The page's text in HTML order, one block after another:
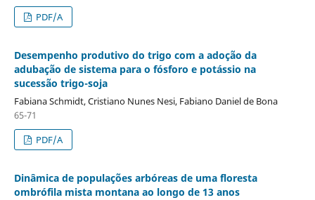
PDF/A
Desempenho produtivo do trigo com a adoção da
adubação de sistema para o fósforo e potássio na
sucessão trigo-soja
Fabiana Schmidt, Cristiano Nunes Nesi, Fabiano Daniel de Bona
65-71
PDF/A
Dinâmica de populações arbóreas de uma floresta
ombrófila mista montana ao longo de 13 anos